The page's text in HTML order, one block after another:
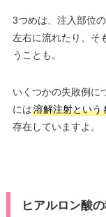
3つめは、注入部位
左右に流れたり、そ
うことも。
いくつかの失敗例に
には溶解注射という
存在していますよ。
ヒアルロン酸